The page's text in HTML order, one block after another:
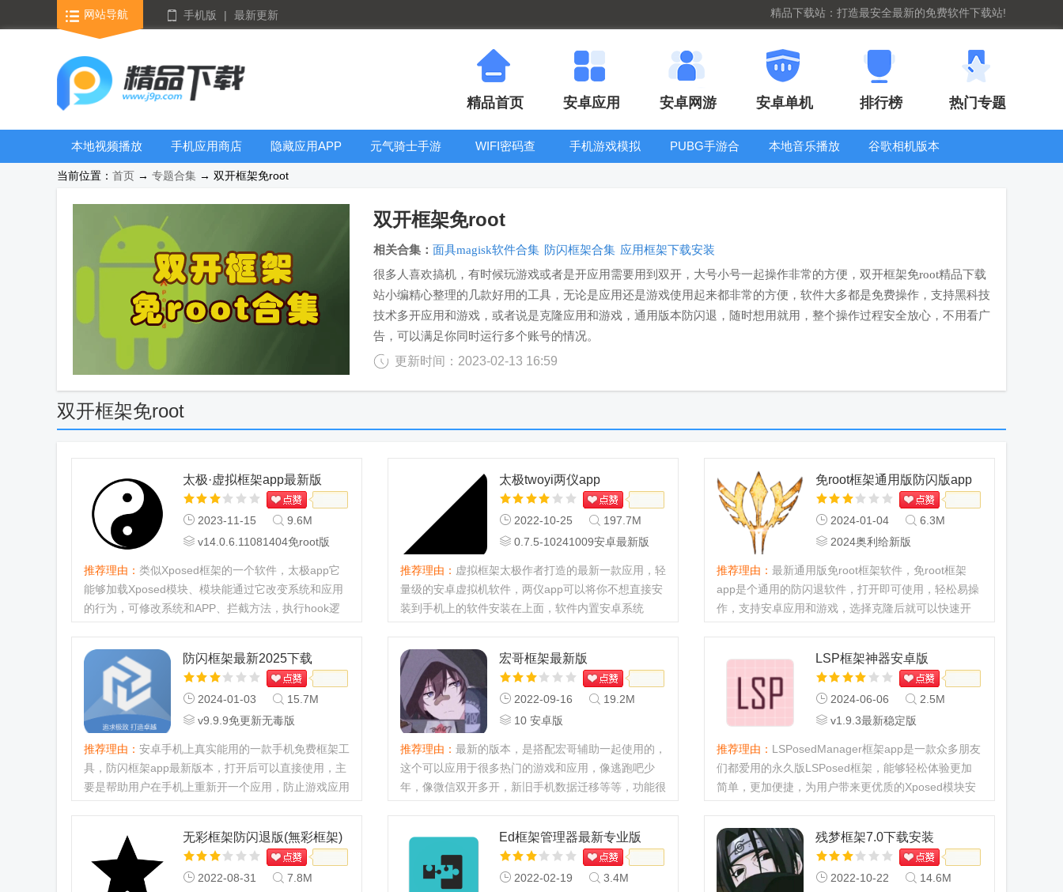
网站导航 手机版 | 最新更新 精品下载站：打造最安全最新的免费软件下载站!
精品首页 安卓应用 安卓网游 安卓单机 排行榜 热门专题
本地视频播放
器
手机应用商店 隐藏应用APP
元气骑士手游
WIFI密码查
手机游戏模拟
PUBG手游合
本地音乐播放
谷歌相机版本
游戏库合集
当前位置： 首页 → 专题合集 → 双开框架免root
双开框架免root
相关合集： 面具magisk软件合集 防闪框架合集 应用框架下载安装
很多人喜欢搞机，有时候玩游戏或者是开应用需要用到双开，大号小号一起操作非常的方便，双开框架免root精品下载
站小编精心整理的几款好用的工具，无论是应用还是游戏使用起来都非常的方便，软件大多都是免费操作，支持黑科技
技术多开应用和游戏，或者说是克隆应用和游戏，通用版本防闪退，随时想用就用，整个操作过程安全放心，不用看广
告，可以满足你同时运行多个账号的情况。
更新时间：2023-02-13 16:59
双开框架免root
太极·虚拟框架app最新版
2023-11-15
9.6M
v14.0.6.11081404免root版
推荐理由： 类似Xposed框架的一个软件，太极app它
能够加载Xposed模块、模块能通过它改变系统和应用
的行为，可修改系统和APP、拦截方法，执行hook逻
太极twoyi两仪app
2022-10-25
197.7M
0.7.5-10241009安卓最新版
推荐理由： 虚拟框架太极作者打造的最新一款应用，轻
量级的安卓虚拟机软件，两仪app可以将你不想直接安
装到手机上的软件安装在上面，软件内置安卓系统
免root框架通用版防闪版app
2024-01-04
6.3M
2024奥利给新版
推荐理由： 最新通用版免root框架软件，免root框架
app是个通用的防闪退软件，打开即可使用，轻松易操
作，支持安卓应用和游戏，选择克隆后就可以快速开
防闪框架最新2025下载
2024-01-03
15.7M
v9.9.9免更新无毒版
推荐理由： 安卓手机上真实能用的一款手机免费框架工
具，防闪框架app最新版本，打开后可以直接使用，主
要是帮助用户在手机上重新开一个应用，防止游戏应用
宏哥框架最新版
2022-09-16
19.2M
10 安卓版
推荐理由： 最新的版本，是搭配宏哥辅助一起使用的，
这个可以应用于很多热门的游戏和应用，像逃跑吧少
年，像微信双开多开，新旧手机数据迁移等等，功能很
LSP框架神器安卓版
2024-06-06
2.5M
v1.9.3最新稳定版
推荐理由： LSPosedManager框架app是一款众多朋友
们都爱用的永久版LSPosed框架，能够轻松体验更加
简单，更加便捷，为用户带来更优质的Xposed模块安
无彩框架防闪退版(無彩框架)
2022-08-31
7.8M
Ed框架管理器最新专业版
(EdXposed Manager)
2022-02-19
3.4M
残梦框架7.0下载安装
2022-10-22
14.6M